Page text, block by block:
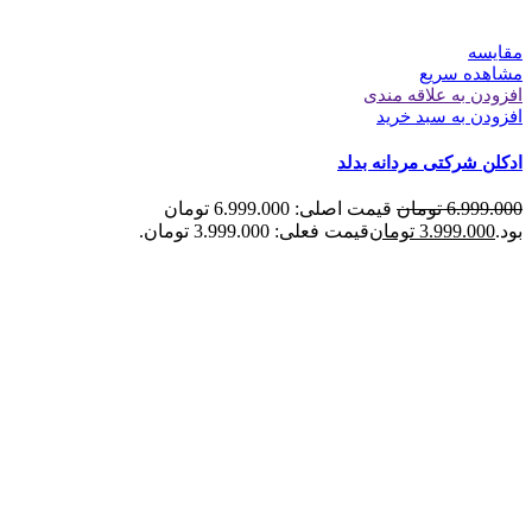
مقایسه
مشاهده سریع
افزودن به علاقه مندی
افزودن به سبد خرید
ادکلن شرکتی مردانه بدلد
6.999.000 تومان
قیمت اصلی: 6.999.000 تومان
بود.3.999.000 تومانقیمت فعلی: 3.999.000 تومان.